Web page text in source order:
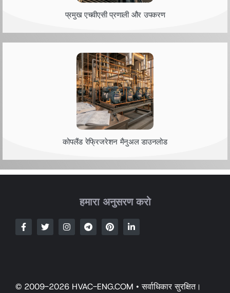
प्रमुख एचवीएसी प्रणाली और उपकरण
कोपलैंड रेफ्रिजरेशन मैनुअल डाउनलोड
हमारा अनुसरण करो
© 2009-2026 HVAC-ENG.COM • सर्वाधिकार सुरक्षित।